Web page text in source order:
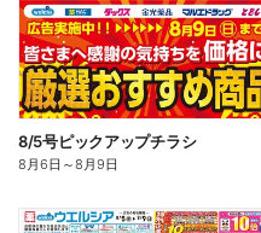
8/5号ピックアップチラシ
8月6日 ～8月9日